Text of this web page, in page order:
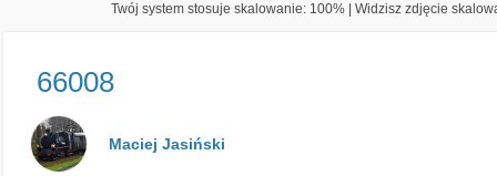
Twój system stosuje skalowanie: 100% | Widzisz zdjęcie
66008
Maciej Jasiński